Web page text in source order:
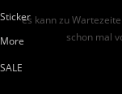
Sticker
More
SALE
es kann zu
schon mal